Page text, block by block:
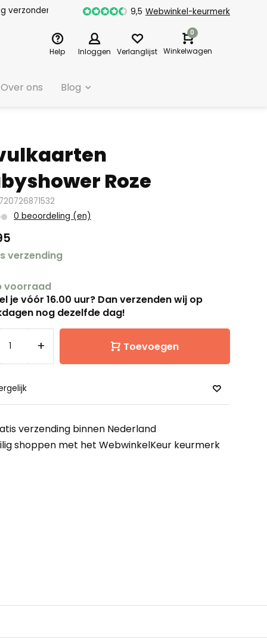
verzonden 9,5 Webwinkel-keurmerk
Help Inloggen Verlanglijst
0
Winkelwagen
Over ons Blog
Roze
0 beoordeling (en)
verzending
voorraad
je vóór 16.00 uur? Dan verzenden wij op
nog dezelfde dag!
+ Toevoegen
verzending binnen Nederland
shoppen met het WebwinkelKeur keurmerk